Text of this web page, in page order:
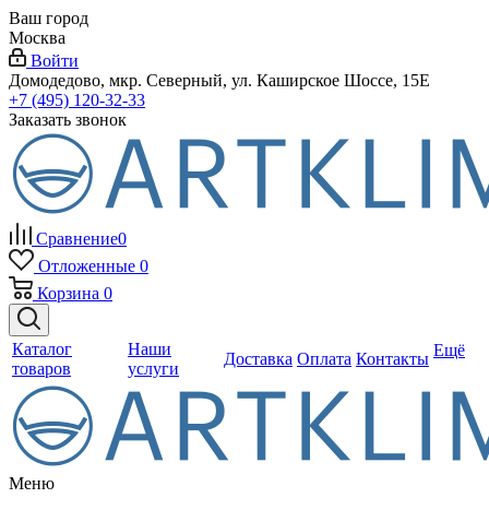
Ваш город
Москва
Войти
Домодедово, мкр. Северный, ул. Каширское Шоссе, 15Е
+7 (495) 120-32-33
Заказать звонок
Сравнение0
Отложенные 0
Корзина 0
Каталог
товаров
Наши
услуги
Доставка Оплата Контакты Ещё
Меню